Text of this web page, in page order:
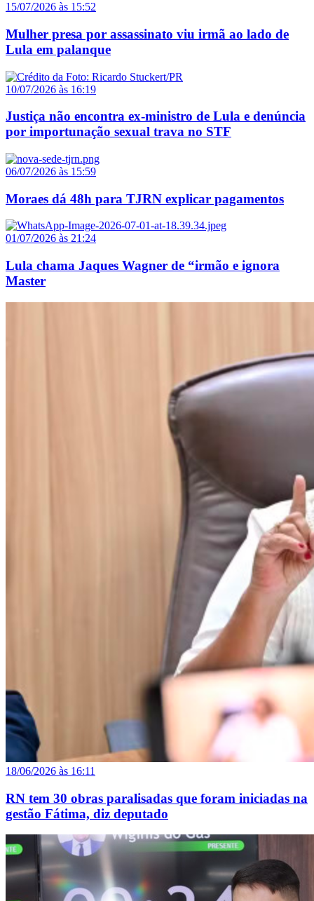
15/07/2026 às 15:52
Mulher presa por assassinato viu irmã ao lado de
Lula em palanque
10/07/2026 às 16:19
Justiça não encontra ex-ministro de Lula e denúncia
por importunação sexual trava no STF
06/07/2026 às 15:59
Moraes dá 48h para TJRN explicar pagamentos
01/07/2026 às 21:24
Lula chama Jaques Wagner de “irmão e ignora
Master
18/06/2026 às 16:11
RN tem 30 obras paralisadas que foram iniciadas na
gestão Fátima, diz deputado